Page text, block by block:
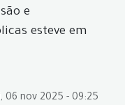
e
esteve em
06 nov 2025 - 09:25